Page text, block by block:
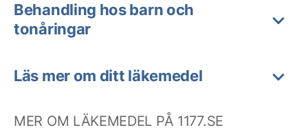
Behandling hos barn och
tonåringar
Läs mer om ditt läkemedel
MER OM LÄKEMEDEL PÅ 1177.SE